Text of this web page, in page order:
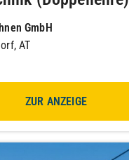
GmbH
AT
ZUR ANZEIGE